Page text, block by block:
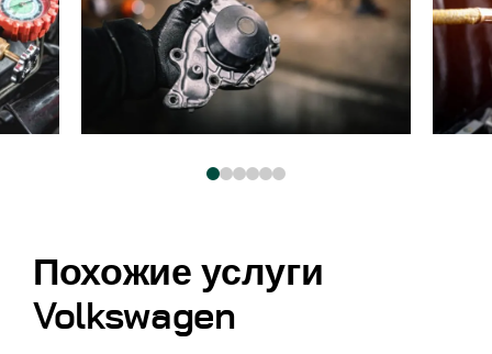
Похожие услуги
Volkswagen